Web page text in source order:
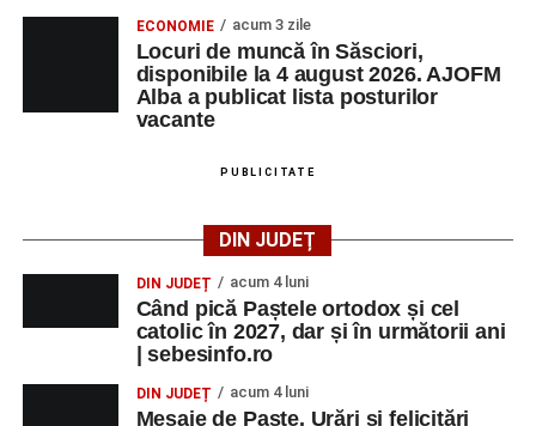
ECONOMIE acum 3 zile
Locuri de muncă în Săsciori,
disponibile la 4 august 2026. AJOFM
Alba a publicat lista posturilor
vacante
PUBLICITATE
DIN JUDEȚ
DIN JUDEȚ acum 4 luni
Când pică Paștele ortodox și cel
catolic în 2027, dar și în următorii ani
| sebesinfo.ro
DIN JUDEȚ acum 4 luni
Mesaje de Paște. Urări și felicitări